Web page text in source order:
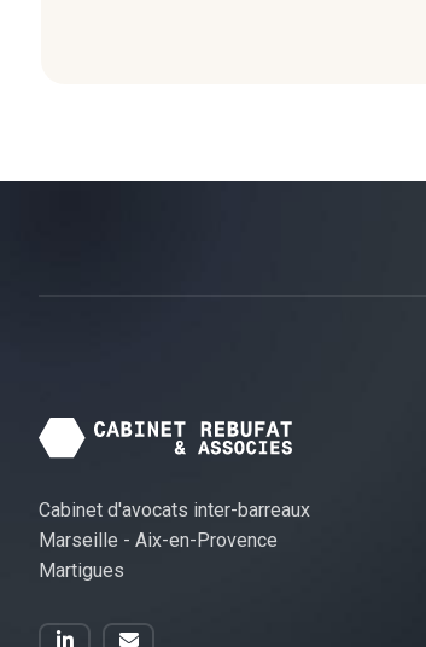
Cabinet d'avocats inter-barreaux
Marseille - Aix-en-Provence
Martigues